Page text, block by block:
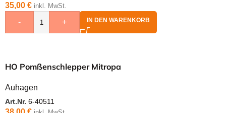
35,00 € inkl. MwSt.
- + IN DEN WARENKORB
HO Pomßenschlepper Mitropa
Auhagen
Art.Nr. 6-40511